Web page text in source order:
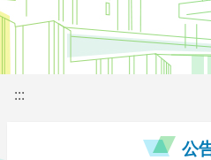
:::
公